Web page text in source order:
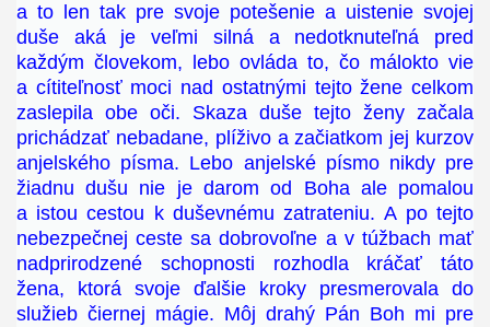
a to len tak pre svoje potešenie a uistenie svojej
duše aká je veľmi silná a nedotknuteľná pred
každým človekom, lebo ovláda to, čo málokto vie
a cítiteľnosť moci nad ostatnými tejto žene celkom
zaslepila obe oči. Skaza duše tejto ženy začala
prichádzať nebadane, plíživo a začiatkom jej kurzov
anjelského písma. Lebo anjelské písmo nikdy pre
žiadnu dušu nie je darom od Boha ale pomalou
a istou cestou k duševnému zatrateniu. A po tejto
nebezpečnej ceste sa dobrovoľne a v túžbach mať
nadprirodzené schopnosti rozhodla kráčať táto
žena, ktorá svoje ďalšie kroky presmerovala do
služieb čiernej mágie. Môj drahý Pán Boh mi pre